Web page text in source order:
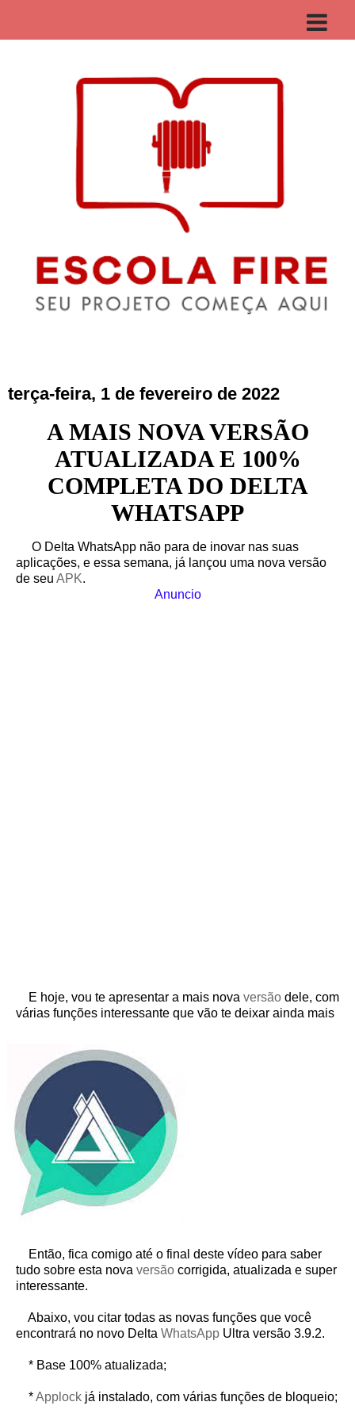
terça-feira, 1 de fevereiro de 2022
A MAIS NOVA VERSÃO
ATUALIZADA E 100%
COMPLETA DO DELTA
WHATSAPP
O Delta WhatsApp não para de inovar nas suas
aplicações, e essa semana, já lançou uma nova versão
de seu APK.
Anuncio
E hoje, vou te apresentar a mais nova versão dele, com
várias funções interessante que vão te deixar ainda mais
Então, fica comigo até o final deste vídeo para saber
tudo sobre esta nova versão corrigida, atualizada e super
interessante.
Abaixo, vou citar todas as novas funções que você
encontrará no novo Delta WhatsApp Ultra versão 3.9.2.
* Base 100% atualizada;
*Applock já instalado, com várias funções de bloqueio;